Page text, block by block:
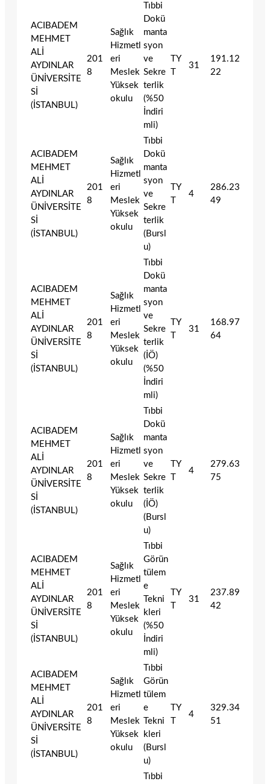
ACIBADEM
MEHMET
ALİ
AYDINLAR
ÜNİVERSİTE
Sİ
(İSTANBUL)
201
8
Sağlık
Hizmetl
eri
Meslek
Yüksek
okulu
Tıbbi
Dokü
manta
syon
ve
Sekre
terlik
(%50
İndiri
mli)
TY
T
31
191.12
22
ACIBADEM
MEHMET
ALİ
AYDINLAR
ÜNİVERSİTE
Sİ
(İSTANBUL)
201
8
Sağlık
Hizmetl
eri
Meslek
Yüksek
okulu
Tıbbi
Dokü
manta
syon
ve
Sekre
terlik
(Bursl
u)
TY
T
4
286.23
49
ACIBADEM
MEHMET
ALİ
AYDINLAR
ÜNİVERSİTE
Sİ
(İSTANBUL)
201
8
Sağlık
Hizmetl
eri
Meslek
Yüksek
okulu
Tıbbi
Dokü
manta
syon
ve
Sekre
terlik
(İÖ)
(%50
İndiri
mli)
TY
T
31
168.97
64
ACIBADEM
MEHMET
ALİ
AYDINLAR
ÜNİVERSİTE
Sİ
(İSTANBUL)
201
8
Sağlık
Hizmetl
eri
Meslek
Yüksek
okulu
Tıbbi
Dokü
manta
syon
ve
Sekre
terlik
(İÖ)
(Bursl
u)
TY
T
4
279.63
75
ACIBADEM
MEHMET
ALİ
AYDINLAR
ÜNİVERSİTE
Sİ
(İSTANBUL)
201
8
Sağlık
Hizmetl
eri
Meslek
Yüksek
okulu
Tıbbi
Görün
tülem
e
Tekni
kleri
(%50
İndiri
mli)
TY
T
31
237.89
42
ACIBADEM
MEHMET
ALİ
AYDINLAR
ÜNİVERSİTE
Sİ
(İSTANBUL)
201
8
Sağlık
Hizmetl
eri
Meslek
Yüksek
okulu
Tıbbi
Görün
tülem
e
Tekni
kleri
(Bursl
u)
TY
T
4
329.34
51
Tıbbi